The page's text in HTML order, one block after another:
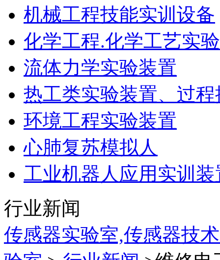
机械工程技能实训设备
化学工程.化学工艺实
流体力学实验装置
热工类实验装置、过
环境工程实验装置
心肺复苏模拟人
工业机器人应用实训装
行业新闻
传感器实验室,传感器技